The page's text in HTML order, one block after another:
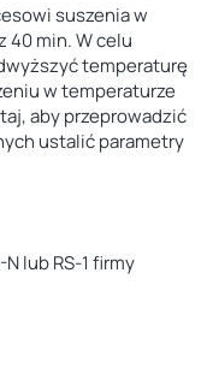
suszenia w
40 min. W celu
temperaturę
w temperaturze
aby przeprowadzić
ustalić parametry
lub RS-1 firmy